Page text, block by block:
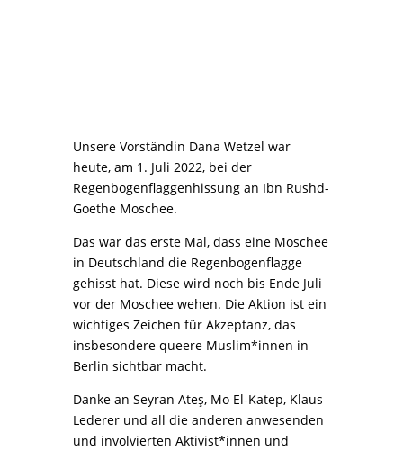
Unsere Vorständin Dana Wetzel war
heute, am 1. Juli 2022, bei der
Regenbogenflaggenhissung an Ibn Rushd-
Goethe Moschee.
Das war das erste Mal, dass eine Moschee
in Deutschland die Regenbogenflagge
gehisst hat. Diese wird noch bis Ende Juli
vor der Moschee wehen. Die Aktion ist ein
wichtiges Zeichen für Akzeptanz, das
insbesondere queere Muslim*innen in
Berlin sichtbar macht.
Danke an Seyran Ateş, Mo El-Katep, Klaus
Lederer und all die anderen anwesenden
und involvierten Aktivist*innen und